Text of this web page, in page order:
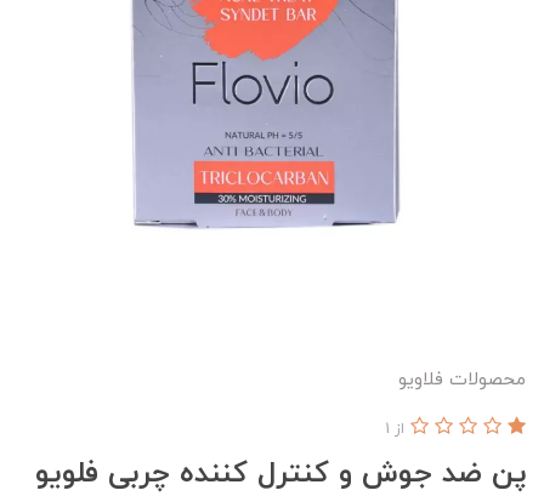
محصولات فلاویو
پن ضد جوش و کنترل کننده چربی فلویو
از 1